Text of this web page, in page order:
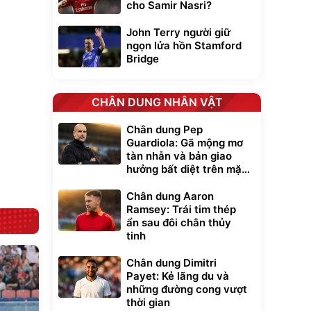
Bụi Lau
-
Unmute
Khung Nhôm
9066 Size
20/24/28 Cao Cấp
1.000.000đ
825.000đ
Lót ghế ôtô, nâng
giúp thoải mái
trong di chuyển
295.000đ
Đã bán nhiều
cho Samir Nasri?
John Terry người giữ
ngọn lửa hồn Stamford
Bridge
CHÂN DUNG NHÂN VẬT
Chân dung Pep
Guardiola: Gã mộng mơ
tàn nhẫn và bản giao
hưởng bất diệt trên mặt
Chân dung Aaron
Ramsey: Trái tim thép
ẩn sau đôi chân thủy
tinh
Chân dung Dimitri
Payet: Kẻ lãng du và
những đường cong vượt
thời gian